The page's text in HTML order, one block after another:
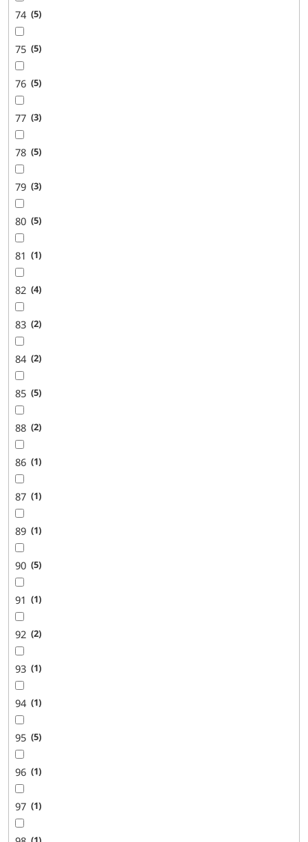
74 5
75 5
76 5
77 3
78 5
79 3
80 5
81 1
82 4
83 2
84 2
85 5
88 2
86 1
87 1
89 1
90 5
91 1
92 2
93 1
94 1
95 5
96 1
97 1